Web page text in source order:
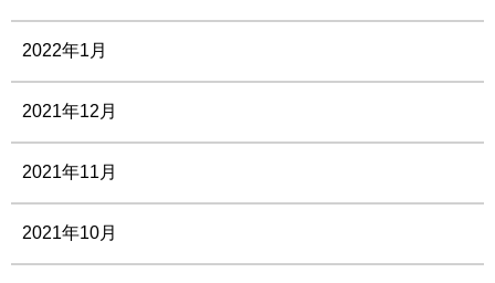
2022年1月
2021年12月
2021年11月
2021年10月